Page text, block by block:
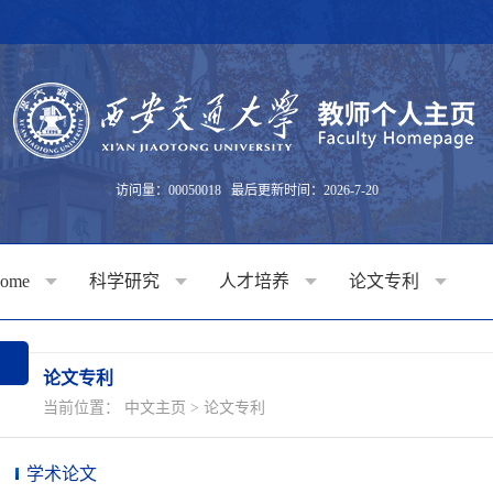
访问量：00050018 最后更新时间： 2026-7-20
科学研究 人才培养 论文专利
论文专利
当前位置： 中文主页 > 论文专利
学术论文